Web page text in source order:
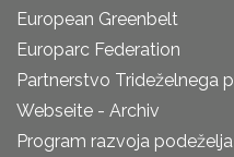
European Greenbelt
Europarc Federation
Partnerstvo Trideželnega
Webseite - Archiv
Program razvoja